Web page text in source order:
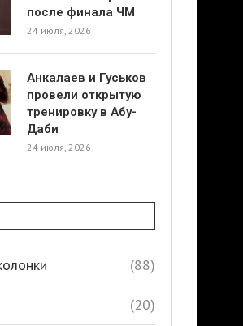
после финала ЧМ
24 июля, 2026
Анкалаев и Гуськов
провели открытую
тренировку в Абу-
Даби
24 июля, 2026
(88)
(20)